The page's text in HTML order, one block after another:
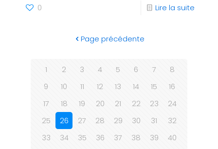
0 Lire la suite
Page précédente
1 2 3 4 5 6 7
8
9
10 11 12 13 14 15
16
17
18 19 20 21 22 23
24
25
26 27 28 29 30 31
32
33
34 35 36 37 38 39
40